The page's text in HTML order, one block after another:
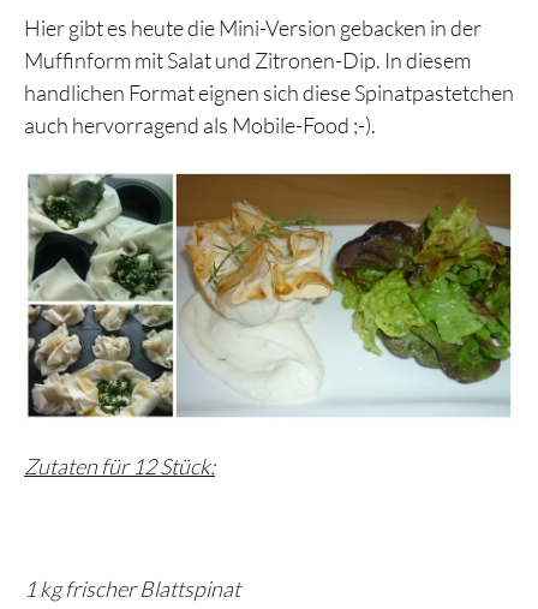
Hier gibt es heute die Mini-Version gebacken in der
Muffinform mit Salat und Zitronen-Dip. In diesem
handlichen Format eignen sich diese Spinatpastetchen
auch hervorragend als Mobile-Food ;-).
Zutaten für 12 Stück:
1 kg frischer Blattspinat